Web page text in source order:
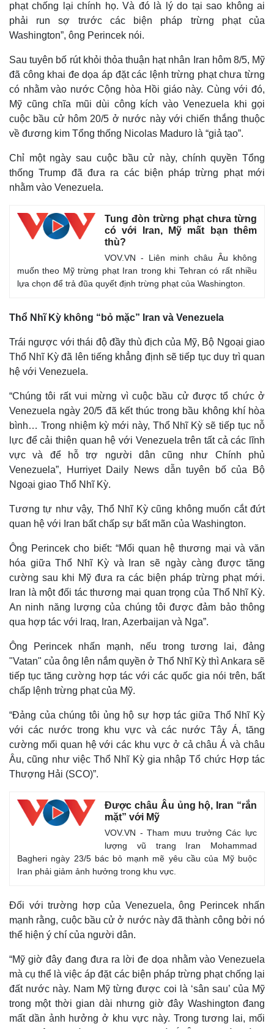
Thế giới
Cuộc sống đó đây
Hồ sơ
Ảnh
E-Magazine
Infographic
Kinh tế
Thị trường
Giá vàng
Tiêu dùng
Tỷ giá
Chứng khoán
phạt chống lại chính họ. Và đó là lý do tại sao không ai
phải run sợ trước các biện pháp trừng phạt của
Washington”, ông Perincek nói.
Sau tuyên bố rút khỏi thỏa thuận hạt nhân Iran hôm 8/5, Mỹ
đã công khai đe dọa áp đặt các lệnh trừng phạt chưa từng
có nhằm vào nước Cộng hòa Hồi giáo này. Cùng với đó,
Mỹ cũng chĩa mũi dùi công kích vào Venezuela khi gọi
cuộc bầu cử hôm 20/5 ở nước này với chiến thắng thuộc
về đương kim Tổng thống Nicolas Maduro là “giả tạo”.
Chỉ một ngày sau cuộc bầu cử này, chính quyền Tổng
thống Trump đã đưa ra các biện pháp trừng phạt mới
nhằm vào Venezuela.
Tung đòn trừng phạt chưa từng
có với Iran, Mỹ mất bạn thêm
thù?
VOV.VN - Liên minh châu Âu không
muốn theo Mỹ trừng phạt Iran trong khi Tehran có rất nhiều
lựa chọn để trả đũa quyết định trừng phạt của Washington.
Thổ Nhĩ Kỳ không “bỏ mặc” Iran và Venezuela
Trái ngược với thái độ đầy thù địch của Mỹ, Bộ Ngoại giao
Thổ Nhĩ Kỳ đã lên tiếng khẳng định sẽ tiếp tục duy trì quan
hệ với Venezuela.
“Chúng tôi rất vui mừng vì cuộc bầu cử được tổ chức ở
Venezuela ngày 20/5 đã kết thúc trong bầu không khí hòa
bình… Trong nhiệm kỳ mới này, Thổ Nhĩ Kỳ sẽ tiếp tục nỗ
lực để cải thiện quan hệ với Venezuela trên tất cả các lĩnh
vực và để hỗ trợ người dân cũng như Chính phủ
Venezuela”, Hurriyet Daily News dẫn tuyên bố của Bộ
Ngoại giao Thổ Nhĩ Kỳ.
Tương tự như vậy, Thổ Nhĩ Kỳ cũng không muốn cắt đứt
quan hệ với Iran bất chấp sự bất mãn của Washington.
Ông Perincek cho biết: “Mối quan hệ thương mại và văn
hóa giữa Thổ Nhĩ Kỳ và Iran sẽ ngày càng được tăng
cường sau khi Mỹ đưa ra các biện pháp trừng phạt mới.
Iran là một đối tác thương mại quan trọng của Thổ Nhĩ Kỳ.
An ninh năng lượng của chúng tôi được đảm bảo thông
qua hợp tác với Iraq, Iran, Azerbaijan và Nga”.
Ông Perincek nhấn mạnh, nếu trong tương lai, đảng
"Vatan" của ông lên nắm quyền ở Thổ Nhĩ Kỳ thì Ankara sẽ
tiếp tục tăng cường hợp tác với các quốc gia nói trên, bất
chấp lệnh trừng phạt của Mỹ.
“Đảng của chúng tôi ủng hộ sự hợp tác giữa Thổ Nhĩ Kỳ
với các nước trong khu vực và các nước Tây Á, tăng
cường mối quan hệ với các khu vực ở cả châu Á và châu
Âu, cũng như việc Thổ Nhĩ Kỳ gia nhập Tổ chức Hợp tác
Thượng Hải (SCO)”.
Được châu Âu ủng hộ, Iran “rắn
mặt” với Mỹ
VOV.VN - Tham mưu trưởng Các lực
lượng vũ trang Iran Mohammad
Bagheri ngày 23/5 bác bỏ mạnh mẽ yêu cầu của Mỹ buộc
Iran phải giảm ảnh hưởng trong khu vực.
Đối với trường hợp của Venezuela, ông Perincek nhấn
mạnh rằng, cuộc bầu cử ở nước này đã thành công bởi nó
thể hiện ý chí của người dân.
“Mỹ giờ đây đang đưa ra lời đe dọa nhằm vào Venezuela
mà cụ thể là việc áp đặt các biện pháp trừng phạt chống lại
đất nước này. Nam Mỹ từng được coi là ‘sân sau’ của Mỹ
trong một thời gian dài nhưng giờ đây Washington đang
mất dần ảnh hưởng ở khu vực này. Trong tương lai, mối